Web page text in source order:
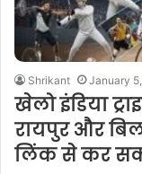
Shrikant January
खेलो इंडिया
रायपुर और
लिंक से कर